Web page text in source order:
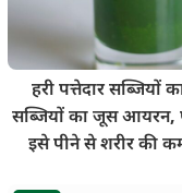
हरी पत्तेदार सब्जियों
सब्जियों का जूस आयरन,
इसे पीने से शरीर की